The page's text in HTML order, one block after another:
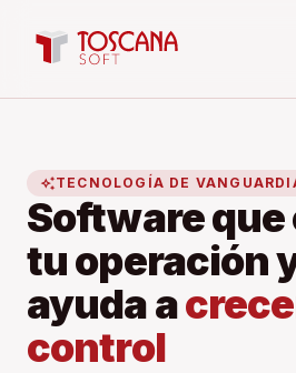
auto_awesomeTECNOLOGÍA DE
Software que
tu operación
ayuda a
control